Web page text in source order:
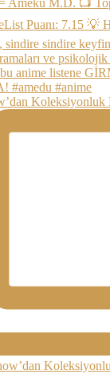
Koleksiyonluk